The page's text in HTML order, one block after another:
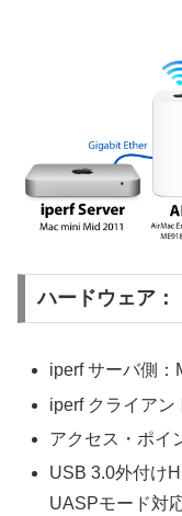
ハードウェア：
iperf サーバ側：
iperf クライアン
アクセス・ポイ
USB 3.0外付け
UASPモード対